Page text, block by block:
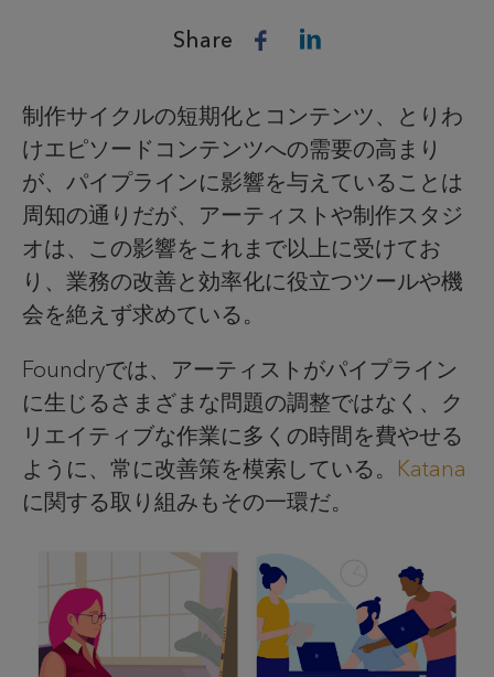
Share
制作サイクルの短期化とコンテンツ、とりわ
けエピソードコンテンツへの需要の高まり
が、パイプラインに影響を与えていることは
周知の通りだが、アーティストや制作スタジ
オは、この影響をこれまで以上に受けてお
り、業務の改善と効率化に役立つツールや機
会を絶えず求めている。
Foundryでは、アーティストがパイプライン
に生じるさまざまな問題の調整ではなく、ク
リエイティブな作業に多くの時間を費やせる
ように、常に改善策を模索している。 Katana
に関する取り組みもその一環だ。